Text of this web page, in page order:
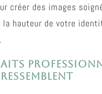
créer des images
la hauteur de votre